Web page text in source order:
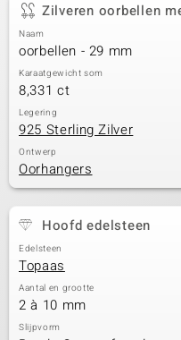
Zilveren oorbellen
Naam
oorbellen - 29 mm
Karaatgewicht som
8,331 ct
Legering
925 Sterling Zilver
Ontwerp
Oorhangers
Hoofd edelsteen
Edelsteen
Topaas
Aantal en grootte
2 à 10 mm
Slijpvorm